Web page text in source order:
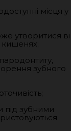
місця у
утворитися
кишенях;
зубного
під зубними